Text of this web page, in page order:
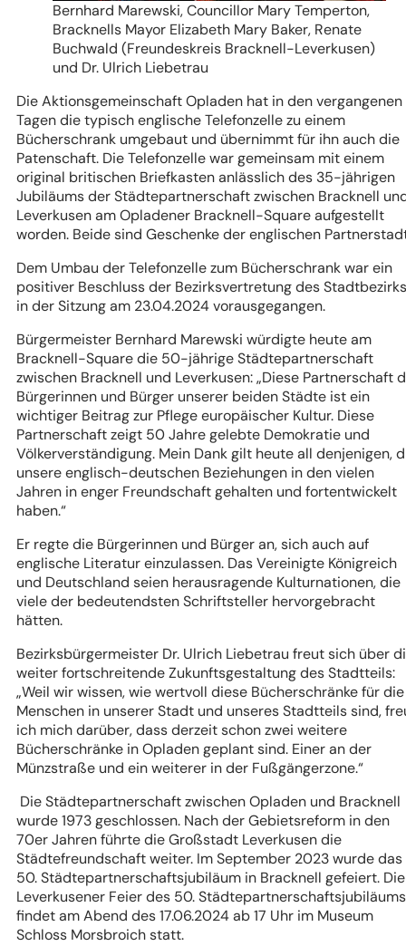
Bernhard Marewski, Councillor Mary Temperton,
Bracknells Mayor Elizabeth Mary Baker, Renate
Buchwald (Freundeskreis Bracknell-Leverkusen)
und Dr. Ulrich Liebetrau
Die Aktionsgemeinschaft Opladen hat in den vergangenen
Tagen die typisch englische Telefonzelle zu einem
Bücherschrank umgebaut und übernimmt für ihn auch die
Patenschaft. Die Telefonzelle war gemeinsam mit einem
original britischen Briefkasten anlässlich des 35-jährigen
Jubiläums der Städtepartnerschaft zwischen Bracknell
Leverkusen am Opladener Bracknell-Square aufgestellt
worden. Beide sind Geschenke der englischen
Dem Umbau der Telefonzelle zum Bücherschrank war ein
positiver Beschluss der Bezirksvertretung des
in der Sitzung am 23.04.2024 vorausgegangen.
Bürgermeister Bernhard Marewski würdigte heute am
Bracknell-Square die 50-jährige Städtepartnerschaft
zwischen Bracknell und Leverkusen: „Diese Partnerschaft
Bürgerinnen und Bürger unserer beiden Städte ist ein
wichtiger Beitrag zur Pflege europäischer Kultur. Diese
Partnerschaft zeigt 50 Jahre gelebte Demokratie und
Völkerverständigung. Mein Dank gilt heute all denjenigen,
unsere englisch-deutschen Beziehungen in den vielen
Jahren in enger Freundschaft gehalten und fortentwickelt
haben.“
Er regte die Bürgerinnen und Bürger an, sich auch auf
englische Literatur einzulassen. Das Vereinigte Königreich
und Deutschland seien herausragende Kulturnationen, die
viele der bedeutendsten Schriftsteller hervorgebracht
hätten.
Bezirksbürgermeister Dr. Ulrich Liebetrau freut sich über
weiter fortschreitende Zukunftsgestaltung des Stadtteils:
„Weil wir wissen, wie wertvoll diese Bücherschränke für die
Menschen in unserer Stadt und unseres Stadtteils sind,
ich mich darüber, dass derzeit schon zwei weitere
Bücherschränke in Opladen geplant sind. Einer an der
Münzstraße und ein weiterer in der Fußgängerzone.“
Die Städtepartnerschaft zwischen Opladen und Bracknell
wurde 1973 geschlossen. Nach der Gebietsreform in den
70er Jahren führte die Großstadt Leverkusen die
Städtefreundschaft weiter. Im September 2023 wurde das
50. Städtepartnerschaftsjubiläum in Bracknell gefeiert. Die
Leverkusener Feier des 50. Städtepartnerschaftsjubiläums
findet am Abend des 17.06.2024 ab 17 Uhr im Museum
Schloss Morsbroich statt.